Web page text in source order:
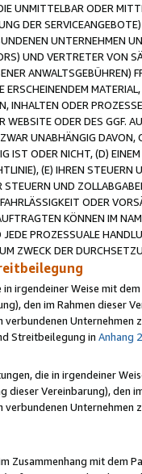
UNMITTELBAR ODER
DER
UNTERNEHMEN
UND VERTRETER VON
INHALTEN ODER
ODER DES GGF.
UNABHÄNGIG
IST ODER NICHT, (D)
(E) IHREN
UND
ODER
KÖNNEN IM
PROZESSUALE
ZWECK DER
irgendeiner Weise mit
den im Rahmen dieser
verbundenen
Streitbeilegung in Anhang 2
die in irgendeiner
dieser Vereinbarung), den
verbundenen
Zusammenhang mit dem